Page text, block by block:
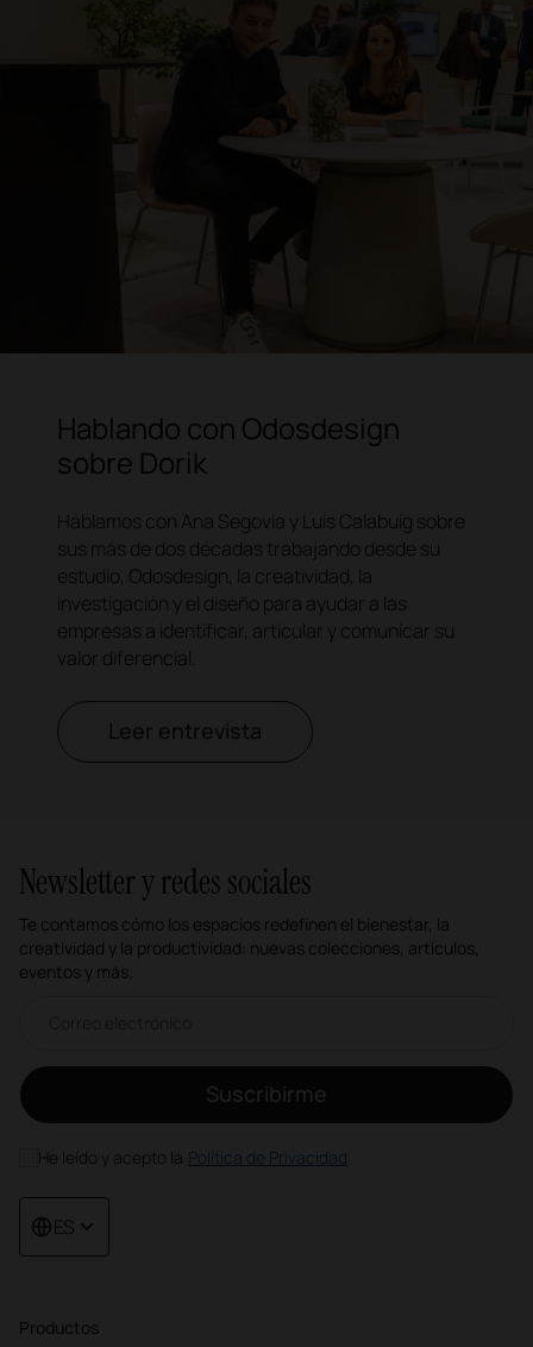
Hablando con Odosdesign
sobre Dorik
Hablamos con Ana Segovia y Luis Calabuig sobre
sus más de dos décadas trabajando desde su
estudio, Odosdesign, la creatividad, la
investigación y el diseño para ayudar a las
empresas a identificar, articular y comunicar su
valor diferencial.
Leer entrevista
Productos
Newsletter y redes sociales
Te contamos cómo los espacios redefinen el bienestar, la
creatividad y la productividad: nuevas colecciones, artículos,
eventos y más.
Suscribirme
He leído y acepto la Política de Privacidad
ES